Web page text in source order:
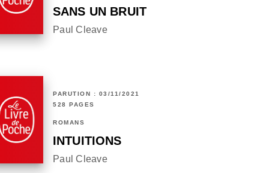
SANS UN BRUIT
Paul Cleave
PARUTION : 03/11/2021
528 PAGES
ROMANS
INTUITIONS
Paul Cleave